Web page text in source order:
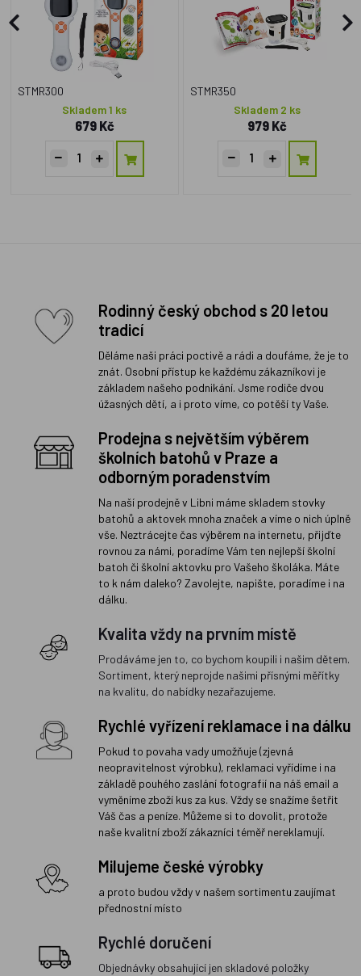
STMR300
Skladem 1 ks
679 Kč
STMR350
Skladem 2 ks
979 Kč
Rodinný český obchod s 20 letou
tradicí
Děláme naši práci poctivě a rádi a doufáme, že je to
znát. Osobní přístup ke každému zákazníkovi je
základem našeho podnikání. Jsme rodiče dvou
úžasných dětí, a i proto víme, co potěší ty Vaše.
Prodejna s největším výběrem
školních batohů v Praze a
odborným poradenstvím
Na naší prodejně v Libni máme skladem stovky
batohů a aktovek mnoha značek a víme o nich úplně
vše. Neztrácejte čas výběrem na internetu, přijďte
rovnou za námi, poradíme Vám ten nejlepší školní
batoh či školní aktovku pro Vašeho školáka. Máte
to k nám daleko? Zavolejte, napište, poradíme i na
dálku.
Kvalita vždy na prvním místě
Prodáváme jen to, co bychom koupili i našim dětem.
Sortiment, který neprojde našimi přísnými měřítky
na kvalitu, do nabídky nezařazujeme.
Rychlé vyřízení reklamace i na dálku
Pokud to povaha vady umožňuje (zjevná
neopravitelnost výrobku), reklamaci vyřídíme i na
základě pouhého zaslání fotografií na náš email a
vyměníme zboží kus za kus. Vždy se snažíme šetřit
Váš čas a peníze. Můžeme si to dovolit, protože
naše kvalitní zboží zákazníci téměř nereklamují.
Milujeme české výrobky
a proto budou vždy v našem sortimentu zaujímat
přednostní místo
Rychlé doručení
Objednávky obsahující jen skladové položky